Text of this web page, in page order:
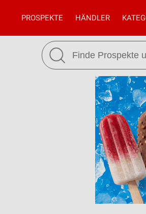
PROSPEKTE HÄNDLER